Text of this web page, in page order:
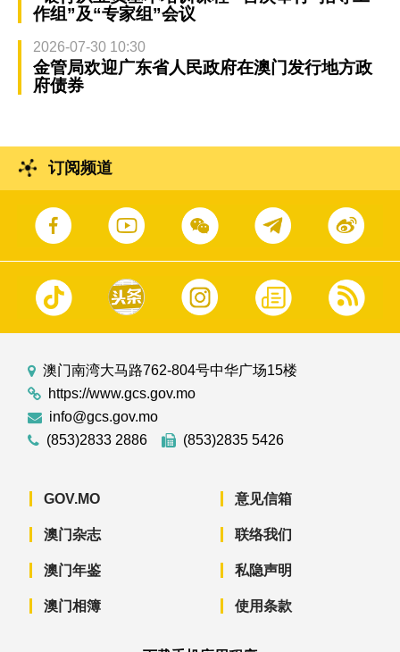
作组”及“专家组”会议
2026-07-30 10:30
金管局欢迎广东省人民政府在澳门发行地方政
府债券
订阅频道
澳门南湾大马路762-804号中华广场15楼
https://www.gcs.gov.mo
info@gcs.gov.mo
(853)2833 2886
(853)2835 5426
GOV.MO
澳门杂志
澳门年鉴
澳门相簿
意见信箱
联络我们
私隐声明
使用条款